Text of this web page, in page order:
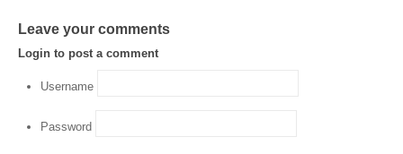
Leave your comments
Login to post a comment
Username
Password